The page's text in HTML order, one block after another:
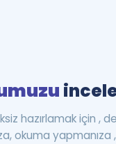
hazırlamak için ,
okuma